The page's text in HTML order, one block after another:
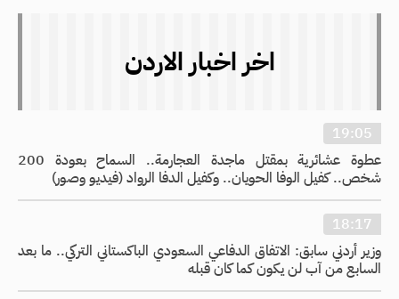
اخر اخبار الاردن
19:05
عطوة عشائرية بمقتل ماجدة العجارمة.. السماح بعودة 200
شخص.. كفيل الوفا الحويان.. وكفيل الدفا الرواد (فيديو وصور)
18:17
وزير أردني سابق: الاتفاق الدفاعي السعودي الباكستاني التركي.. ما بعد
السابع من آب لن يكون كما كان قبله